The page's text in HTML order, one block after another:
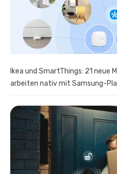
Ikea und SmartThings: 21
arbeiten nativ mit Samsung-